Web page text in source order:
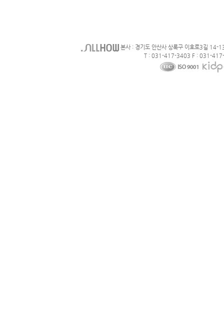
본사 : 경기도 안산사 상록구 이호로3길 14-
T : 031-417-3403 F : 031-